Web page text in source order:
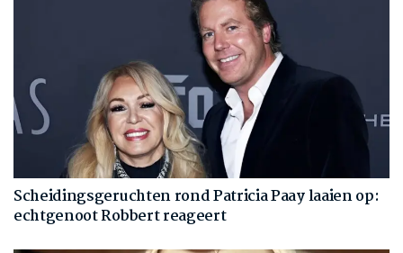
Scheidingsgeruchten rond Patricia Paay laaien op:
echtgenoot Robbert reageert